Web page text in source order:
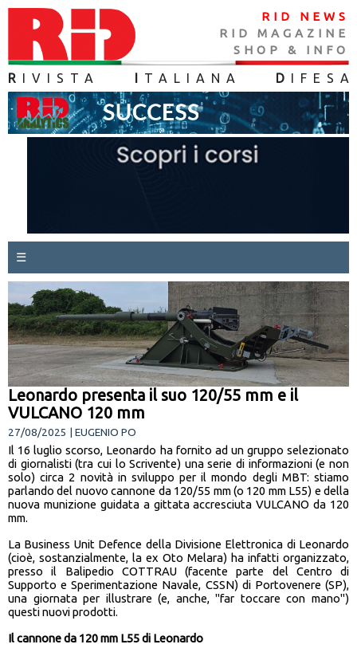
RID NEWS
RID MAGAZINE
SHOP & INFO
R IVISTA TALIANA D IFES A
☰
Leonardo presenta il suo 120/55 mm e il
VULCANO 120 mm
27/08/2025 | EUGENIO PO
Il 16 luglio scorso, Leonardo ha fornito ad un gruppo selezionato
di giornalisti (tra cui lo Scrivente) una serie di informazioni (e non
solo) circa 2 novità in sviluppo per il mondo degli MBT: stiamo
parlando del nuovo cannone da 120/55 mm (o 120 mm L55) e della
nuova munizione guidata a gittata accresciuta VULCANO da 120
mm.
La Business Unit Defence della Divisione Elettronica di Leonardo
(cioè, sostanzialmente, la ex Oto Melara) ha infatti organizzato,
presso il Balipedio COTTRAU (facente parte del Centro di
Supporto e Sperimentazione Navale, CSSN) di Portovenere (SP),
una giornata per illustrare (e, anche, "far toccare con mano")
questi nuovi prodotti.
Il cannone da 120 mm L55 di Leonardo